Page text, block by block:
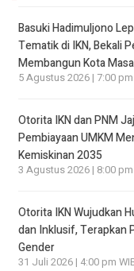
Basuki Hadimuljono
Tematik di IKN, Bekali
Membangun Kota
5 Agustus 2026 | 7:00 pm
Otorita IKN dan PNM
Pembiayaan UMKM
Kemiskinan 2035
3 Agustus 2026 | 8:00 pm
Otorita IKN Wujudkan
dan Inklusif, Terapkan
Gender
31 Juli 2026 | 4:00 pm